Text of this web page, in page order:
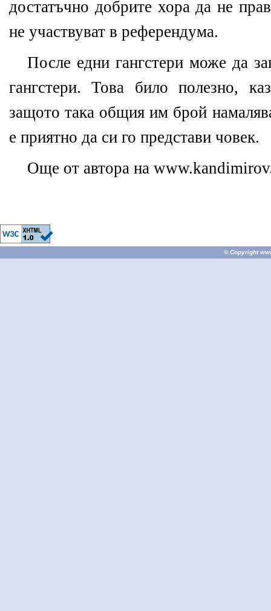
достатъчно добрите хора да не
не участвуват в референдума.
После едни гангстери може да
гангстери. Това било полезно,
защото така общия им брой
е приятно да си го представи човек.
Още от автора на
© Copyright